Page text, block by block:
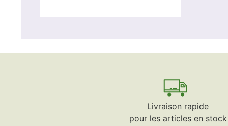
Livraison rapide
pour les articles en stock